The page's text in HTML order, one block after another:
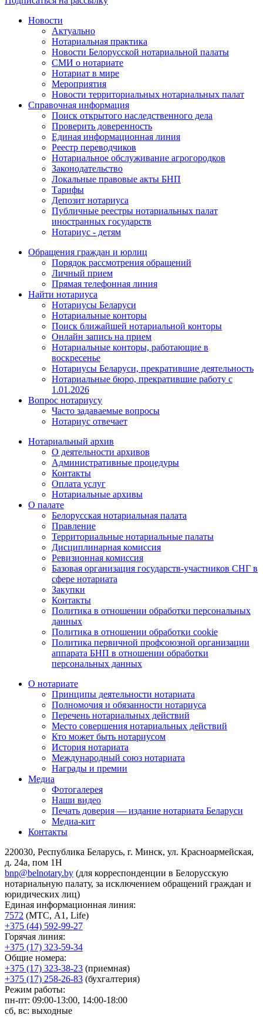
Новости
Актуально
Нотариальная практика
Новости Белорусской нотариальной палаты
СМИ о нотариате
Нотариат в мире
Мероприятия
Новости территориальных нотариальных палат
Справочная информация
Поиск открытого наследственного дела
Проверить доверенность
Единая информационная линия
Реестр переводчиков
Нотариальное обслуживание агрогородков
Законодательство
Локальные правовые акты БНП
Тарифы
Депозит нотариуса
Публичные реестры нотариальных палат
иностранных государств
Нотариус - детям
Обращения граждан и юрлиц
Порядок рассмотрения обращений
Личный прием
Прямая телефонная линия
Найти нотариуса
Нотариусы Беларуси
Нотариальные конторы
Поиск ближайшей нотариальной конторы
Онлайн запись на прием
Нотариальные конторы, работающие в
воскресенье
Нотариусы Беларуси, прекратившие деятельность
Нотариальные бюро, прекратившие работу с
1.01.2026
Вопрос нотариусу
Часто задаваемые вопросы
Нотариус отвечает
Нотариальный архив
О деятельности архивов
Административные процедуры
Контакты
Оплата услуг
Нотариальные архивы
О палате
Белорусская нотариальная палата
Правление
Территориальные нотариальные палаты
Дисциплинарная комиссия
Ревизионная комиссия
Базовая организация государств-участников СНГ в
сфере нотариата
Закупки
Контакты
Политика в отношении обработки персональных
данных
Политика в отношении обработки cookie
Политика первичной профсоюзной организации
аппарата БНП в отношении обработки
персональных данных
О нотариате
Принципы деятельности нотариата
Полномочия и обязанности нотариуса
Перечень нотариальных действий
Место совершения нотариальных действий
Кто может быть нотариусом
История нотариата
Международный союз нотариата
Награды и премии
Медиа
Фотогалерея
Наши видео
Печать доверия — издание нотариата Беларуси
Медиа-кит
Контакты
220030, Республика Беларусь, г. Минск, ул. Красноармейская,
д. 24а, пом 1Н
bnp@belnotary.by (для корреспонденции в Белорусскую
нотариальную палату, за исключением обращений граждан и
юридических лиц)
Единая информационная линия:
7572 (МТС, A1, Life)
+375 (44) 592-99-27
Горячая линия:
+375 (17) 323-59-34
Общие номера:
+375 (17) 323-38-23 (приемная)
+375 (17) 258-26-83 (бухгалтерия)
Режим работы:
пн-пт: 09:00-13:00, 14:00-18:00
сб, вс: выходные